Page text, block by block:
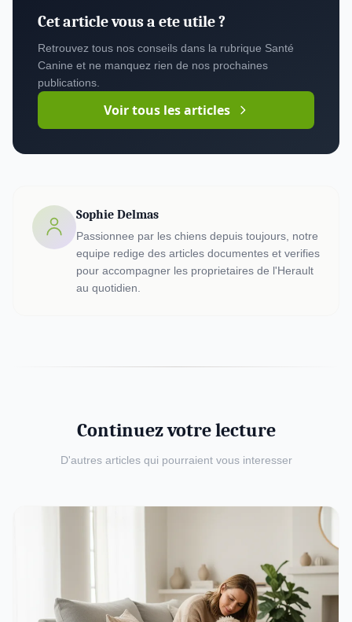
Cet article vous a ete utile ?
Retrouvez tous nos conseils dans la rubrique Santé
Canine et ne manquez rien de nos prochaines
publications.
Voir tous les articles
Sophie Delmas
Passionnee par les chiens depuis toujours, notre
equipe redige des articles documentes et verifies
pour accompagner les proprietaires de l'Herault
au quotidien.
Continuez votre lecture
D'autres articles qui pourraient vous interesser